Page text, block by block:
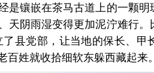
镶嵌在茶马古道上的一颗明
天阴雨湿变得更加泥泞难行
县党部，让当地的保长、甲
姓就收拾细软东躲西藏起来。